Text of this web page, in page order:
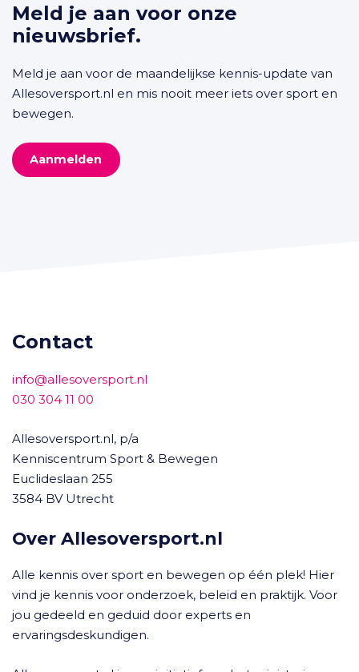
Meld je aan voor onze
nieuwsbrief.
Meld je aan voor de maandelijkse kennis-update van
Allesoversport.nl en mis nooit meer iets over sport en
bewegen.
Aanmelden
Contact
info@allesoversport.nl
030 304 11 00
Allesoversport.nl, p/a
Kenniscentrum Sport & Bewegen
Euclideslaan 255
3584 BV Utrecht
Over Allesoversport.nl
Alle kennis over sport en bewegen op één plek! Hier
vind je kennis voor onderzoek, beleid en praktijk. Voor
jou gedeeld en geduid door experts en
ervaringsdeskundigen.